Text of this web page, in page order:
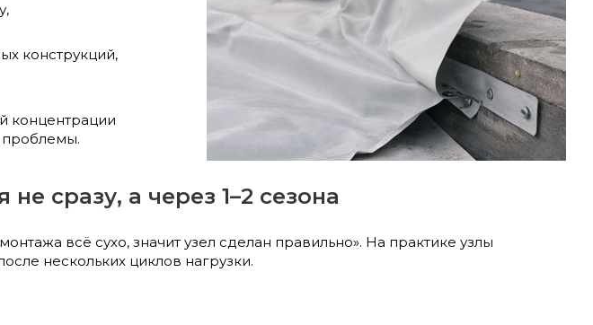
конструкций,
концентрации
сразу, а через 1–2 сезона
всё сухо, значит узел сделан правильно». На практике узлы
нескольких циклов нагрузки.